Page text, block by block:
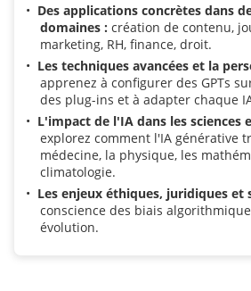
Des applications concrètes dans
domaines : création de contenu,
marketing, RH, finance, droit.
Les techniques avancées et la
apprenez à configurer des GPTs
des plug-ins et à adapter chaque
L'impact de l'IA dans les sciences
explorez comment l'IA générative
médecine, la physique, les
climatologie.
Les enjeux éthiques, juridiques et
conscience des biais
évolution.